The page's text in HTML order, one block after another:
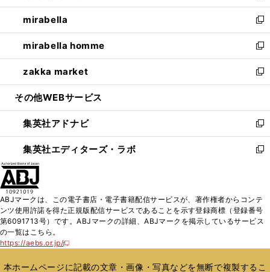
開
く
ウ
で
開
く
ン
ド
ウ
で
開
く
ウ
ィ
ン
ド
ウ
で
開
し
い
ウ
ィ
ン
ド
ウ
開
く
mirabella
新
し
い
ウ
ィ
ン
ウ
で
開
く
mirabella homme
新
し
い
ウ
ン
ド
ウ
で
zakka market
新
し
ウ
ィ
ン
ド
く
その他WEBサービス
集英社アドナビ
新
し
い
ド
ウ
で
集英社エディターズ・ラボ
新
ィ
ン
ド
開
ABJマークは、この電子書店・電子書籍配信サービスが、著作権者からコンテ
ンツ使用許諾を得た正規版配信サービスであることを示す登録商標（登録番号
第6091713号）です。ABJマークの詳細、ABJマークを掲示しているサービス
の一覧はこちら。
https://aebs.or.jp/
新
い
本ホームページに記載の文章・画像・写真などを無断で複製するこ